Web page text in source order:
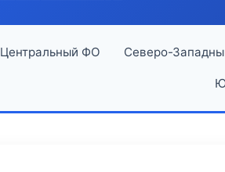
Центральный ФО Северо-